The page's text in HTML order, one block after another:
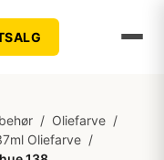
/ Oliefarve /
Oliefarve /